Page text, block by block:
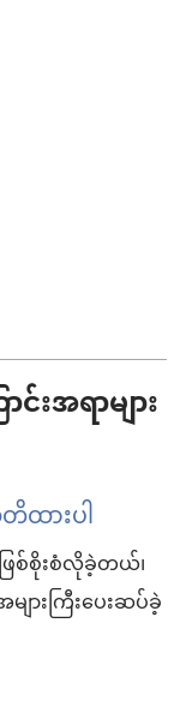
အရာများ
ထားပါ
စ်စိုးစံလိုခဲ့တယ်၊
ားကြီးပေးဆပ်ခဲ့